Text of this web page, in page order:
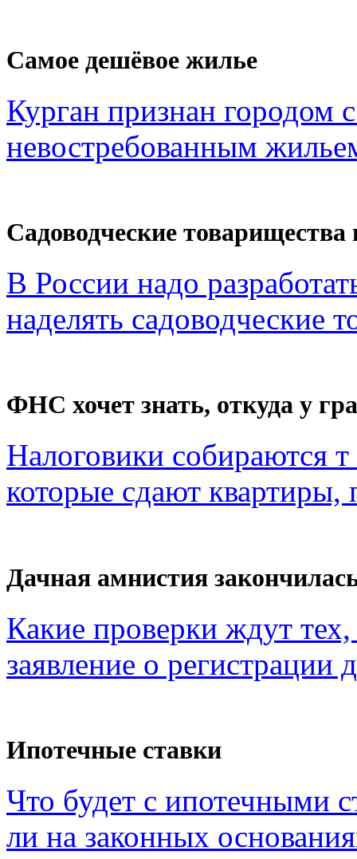
Самое дешёвое жилье
Курган признан
невостребованным
Садоводческие
В России надо
наделять садоводческие
ФНС хочет знать, откуда у
Налоговики собираются
которые сдают квартиры,
Дачная амнистия
Какие проверки ждут
заявление о регистрации
Ипотечные ставки
Что будет с ипотечными
ли на законных